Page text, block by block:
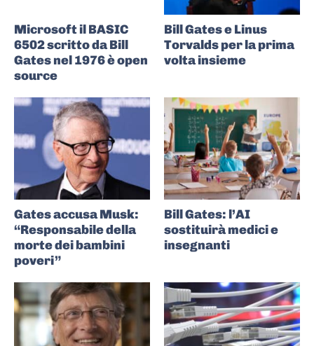
Microsoft il BASIC
6502 scritto da Bill
Gates nel 1976 è open
source
Bill Gates e Linus
Torvalds per la prima
volta insieme
Gates accusa Musk:
“Responsabile della
morte dei bambini
poveri”
Bill Gates: l’AI
sostituirà medici e
insegnanti